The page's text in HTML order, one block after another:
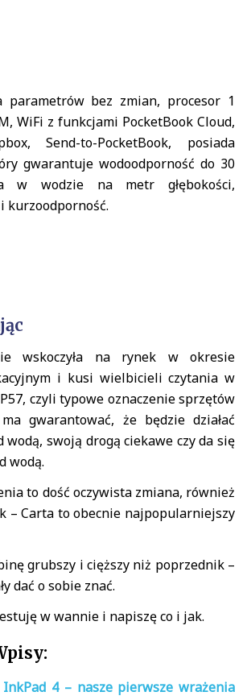
parametrów bez zmian, procesor 1
WiFi z funkcjami PocketBook Cloud,
Send-to-PocketBook, posiada
gwarantuje wodoodporność do 30
w wodzie na metr głębokości,
kurzoodporność.
wskoczyła na rynek w okresie
i kusi wielbicieli czytania w
czyli typowe oznaczenie sprzętów
gwarantować, że będzie działać
wodą, swoją drogą ciekawe czy da się
wodą.
to dość oczywista zmiana, również
– Carta to obecnie najpopularniejszy
grubszy i cięższy niż poprzednik –
dać o sobie znać.
w wannie i napiszę co i jak.
InkPad 4 – nasze pierwsze wrażenia